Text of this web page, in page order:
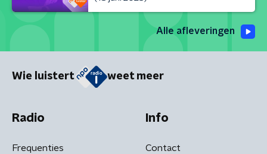
Alle afleveringen
Wie luistert weet meer
Radio
Frequenties
Info
Contact